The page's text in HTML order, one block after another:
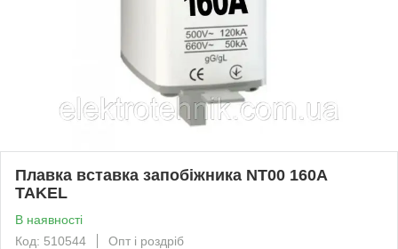
Плавка вставка запобіжника NT00 160А
TAKEL
В наявності
Код: 510544
Опт і роздріб